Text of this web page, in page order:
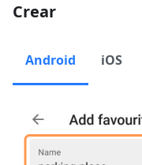
Crear
Android iOS